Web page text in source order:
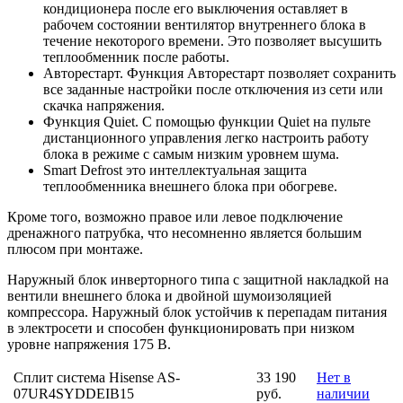
кондиционера после его выключения оставляет в
рабочем состоянии вентилятор внутреннего блока в
течение некоторого времени. Это позволяет высушить
теплообменник после работы.
Авторестарт. Функция Авторестарт позволяет сохранить
все заданные настройки после отключения из сети или
скачка напряжения.
Функция Quiet. С помощью функции Quiet на пульте
дистанционного управления легко настроить работу
блока в режиме с самым низким уровнем шума.
Smart Defrost это интеллектуальная защита
теплообменника внешнего блока при обогреве.
Кроме того, возможно правое или левое подключение
дренажного патрубка, что несомненно является большим
плюсом при монтаже.
Наружный блок инверторного типа с защитной накладкой на
вентили внешнего блока и двойной шумоизоляцией
компрессора. Наружный блок устойчив к перепадам питания
в электросети и способен функционировать при низком
уровне напряжения 175 В.
Сплит система Hisense AS-
07UR4SYDDEIB15
33 190
руб.
Нет в
наличии